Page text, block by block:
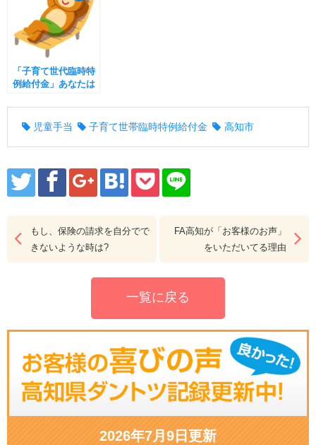
「子育て世代臨時特
例給付金」あなたは
児童手当 子育て世帯臨時特例給付金 高知市
もし、保険の請求を自分でで
きないような時は?
FA高知が「お客様のお声」
をいただいてる理由
一覧に戻る
2026年7月9日更新